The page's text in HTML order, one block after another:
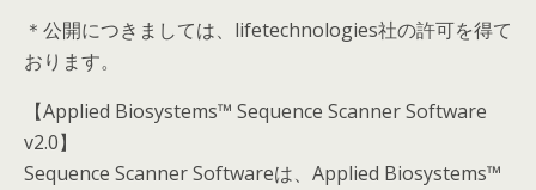
＊公開につきましては、lifetechnologies社の許可を得て
おります。
【Applied Biosystems™ Sequence Scanner Software
v2.0】
Sequence Scanner Softwareは、Applied Biosystems™